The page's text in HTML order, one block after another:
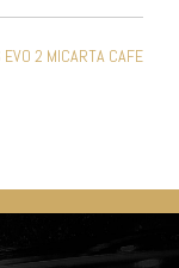
EVO 2 MICARTA CAFE